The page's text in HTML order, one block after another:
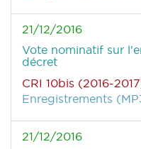
21/12/2016
Vote nominatif sur
décret
CRI 10bis (2016-
Enregistrements
21/12/2016